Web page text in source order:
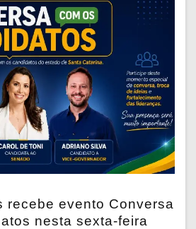
recebe evento Conversa
nesta sexta-feira